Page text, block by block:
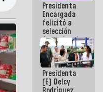
Presidenta
Encargada
felicitó a
selección
femenina de
baloncesto
por su
clasificación
a la
AmeriCup
Presidenta
(E) Delcy